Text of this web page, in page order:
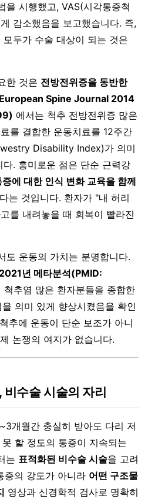
을 시행했고, VAS(시각통증척
감소했음을 보고했습니다. 즉,
두가 수술 대상이 되는 것은
한 것은 전방전위증을 동반한
European Spine Journal 2014
에서는 척추 전방전위증 많은
를 결합한 운동치료를 12주간
Disability Index)가 의미
. 흥미로운 점은 단순 근력강
증에 대한 인식 변화 교육을 함께
는 것입니다. 환자가 "내 허리
를 내려놓을 때 회복이 빨라진
도 운동의 가치는 분명합니다.
년 메타분석(PMID:
척추염 많은 환자분들을 종합한
의미 있게 향상시켰음을 확인
추에 운동이 단순 보조가 아니
논쟁의 여지가 없습니다.
비수술 시술의 자리
개월간 충실히 받아도 다리 저
할 정도의 통증이 지속되는
는 표적화된 비수술 시술을 고려
증의 강도가 아니라 어떤 구조물
영상과 신경학적 검사로 명확히